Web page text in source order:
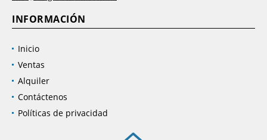
INFORMACIÓN
Inicio
Ventas
Alquiler
Contáctenos
Políticas de privacidad